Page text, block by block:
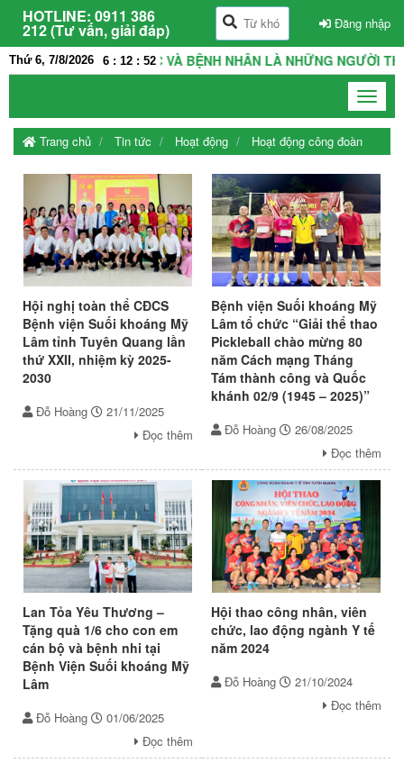
HOTLINE: 0911 386
212 (Tư vấn, giải đáp) Đăng nhập
Thứ 6, 7/8/2026 6 : 12 : 52
NHÀ, THẦY THUỐC VÀ BỆNH NHÂN LÀ NHỮNG NGƯỜI
Toggle
Trang chủ
Tin tức Hoạt động Hoạt động công đoàn
Hội nghị toàn thể CĐCS
Bệnh viện Suối khoáng Mỹ
Lâm tỉnh Tuyên Quang lần
thứ XXII, nhiệm kỳ 2025-
2030
Đỗ Hoàng
21/11/2025
Đọc thêm
Bệnh viện Suối khoáng Mỹ
Lâm tổ chức “Giải thể thao
Pickleball chào mừng 80
năm Cách mạng Tháng
Tám thành công và Quốc
khánh 02/9 (1945 – 2025)”
Đỗ Hoàng
26/08/2025
Đọc thêm
Lan Tỏa Yêu Thương –
Tặng quà 1/6 cho con em
cán bộ và bệnh nhi tại
Bệnh Viện Suối khoáng Mỹ
Lâm
Đỗ Hoàng
01/06/2025
Đọc thêm
Hội thao công nhân, viên
chức, lao động ngành Y tế
năm 2024
Đỗ Hoàng
21/10/2024
Đọc thêm